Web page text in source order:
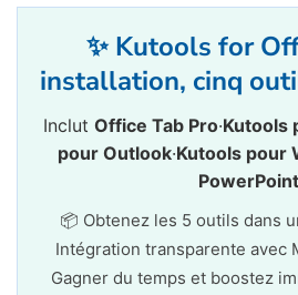
✨ Kutools for
installation, cinq
Inclut Office Tab Pro·Kutools
pour Outlook·Kutools pour
PowerPoint
📦 Obtenez les 5 outils dans
Intégration transparente avec
Gagner du temps et boostez